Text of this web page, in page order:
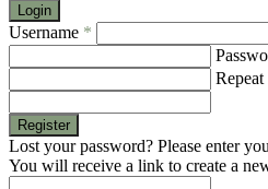
Login
Username *
Repeat
Register
Lost your password? Please enter
You will receive a link to create a